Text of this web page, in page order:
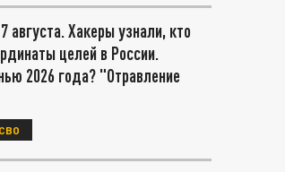
августа. Хакеры узнали, кто
целей в России.
2026 года? "Отравление
СВО